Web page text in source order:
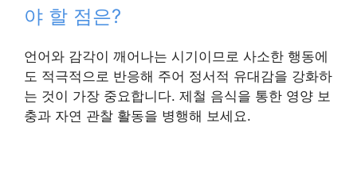
야 할 점은?
언어와 감각이 깨어나는 시기이므로 사소한 행동에
도 적극적으로 반응해 주어 정서적 유대감을 강화하
는 것이 가장 중요합니다. 제철 음식을 통한 영양 보
충과 자연 관찰 활동을 병행해 보세요.